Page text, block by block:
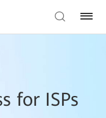
for ISPs